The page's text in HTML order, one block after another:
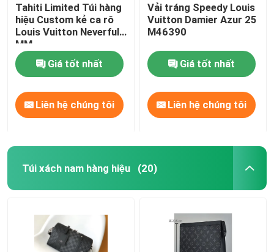
Tahiti Limited Túi hàng
hiệu Custom kẻ ca rô
Louis Vuitton Neverfull
MM
Giá tốt nhất
Liên hệ chúng tôi
Vải tráng Speedy Louis
Vuitton Damier Azur 25
M46390
Giá tốt nhất
Liên hệ chúng tôi
Túi xách nam hàng hiệu (20)